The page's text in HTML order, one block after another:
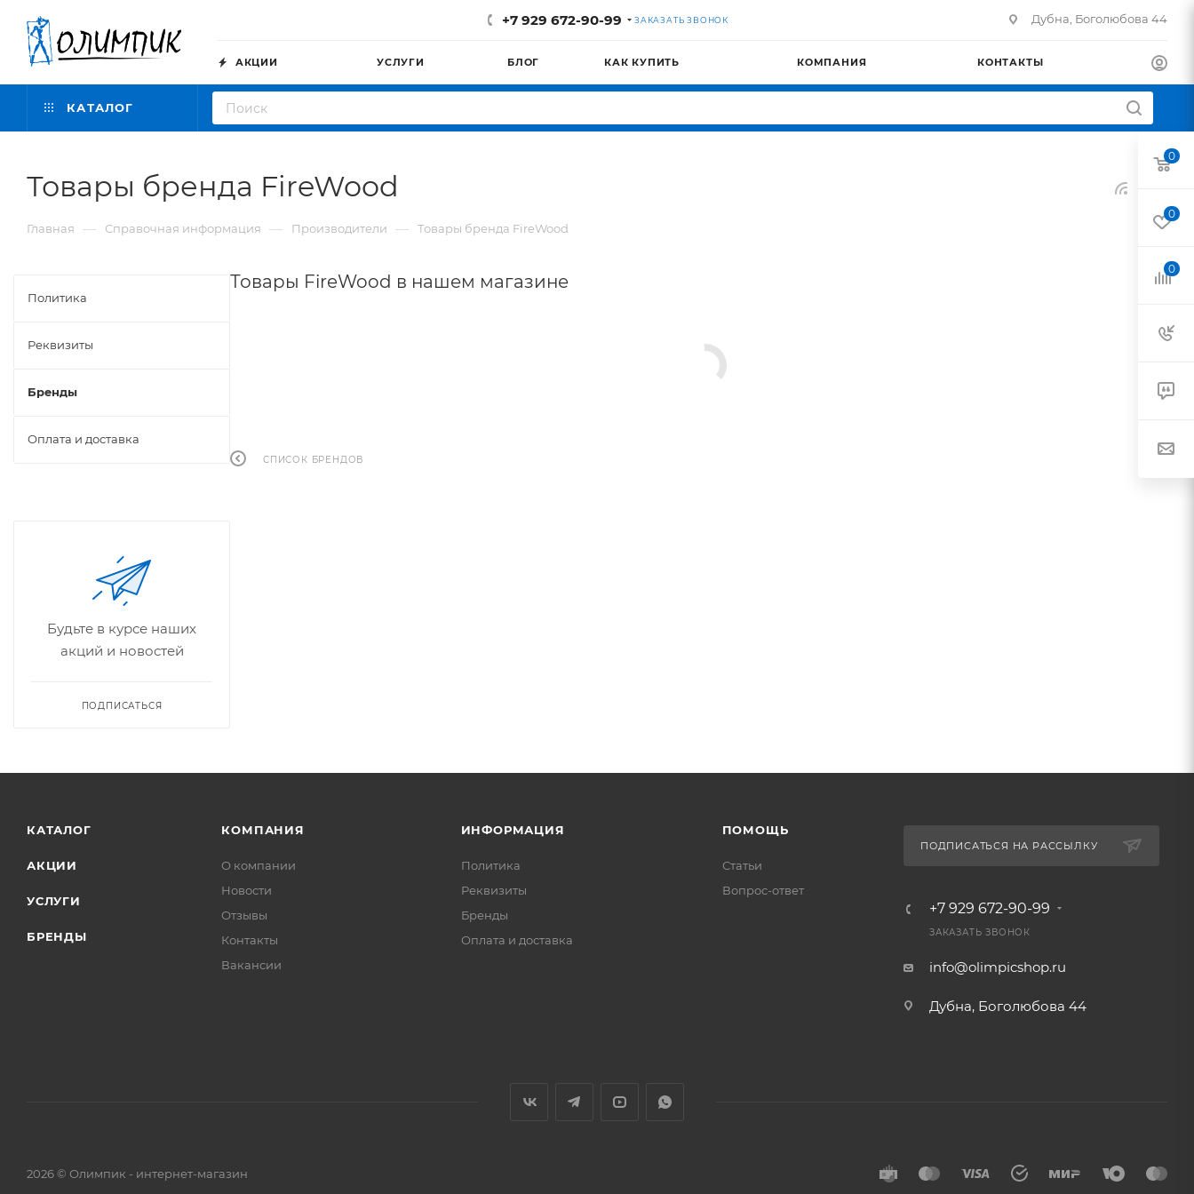
+7 929 672-90-99 ЗАКАЗАТЬ ЗВОНОК Дубна, Боголюбова 44
АКЦИИ УСЛУГИ БЛОГ КАК КУПИТЬ КОМПАНИЯ КОНТАКТЫ
КАТАЛОГ
Товары бренда FireWood
Главная — Справочная информация — Производители — Товары бренда FireWood
Товары FireWood в нашем магазине
СПИСОК БРЕНДОВ
Политика
Реквизиты
Бренды
Оплата и доставка
Будьте в курсе наших
акций и новостей
ПОДПИСАТЬСЯ
КАТАЛОГ
АКЦИИ
УСЛУГИ
БРЕНДЫ
КОМПАНИЯ
О компании
Новости
Отзывы
Контакты
Вакансии
ИНФОРМАЦИЯ
Политика
Реквизиты
Бренды
Оплата и доставка
ПОМОЩЬ
Статьи
Вопрос-ответ
ПОДПИСАТЬСЯ НА РАССЫЛКУ
+7 929 672-90-99
ЗАКАЗАТЬ ЗВОНОК
info@olimpicshop.ru
Дубна, Боголюбова 44
2026 © Олимпик - интернет-магазин
0
0
0